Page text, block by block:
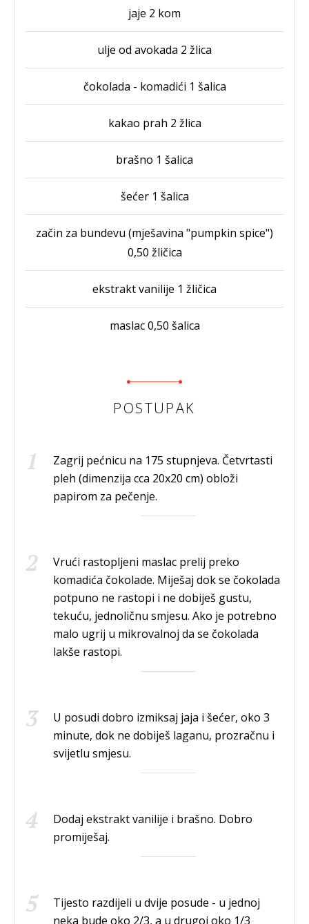
jaje 2 kom
ulje od avokada 2 žlica
čokolada - komadići 1 šalica
kakao prah 2 žlica
brašno 1 šalica
šećer 1 šalica
začin za bundevu (mješavina "pumpkin spice")
0,50 žličica
ekstrakt vanilije 1 žličica
maslac 0,50 šalica
POSTUPAK
Zagrij pećnicu na 175 stupnjeva. Četvrtasti
pleh (dimenzija cca 20x20 cm) obloži
papirom za pečenje.
Vrući rastopljeni maslac prelij preko
komadića čokolade. Miješaj dok se čokolada
potpuno ne rastopi i ne dobiješ gustu,
tekuću, jednoličnu smjesu. Ako je potrebno
malo ugrij u mikrovalnoj da se čokolada
lakše rastopi.
U posudi dobro izmiksaj jaja i šećer, oko 3
minute, dok ne dobiješ laganu, prozračnu i
svijetlu smjesu.
Dodaj ekstrakt vanilije i brašno. Dobro
promiješaj.
Tijesto razdijeli u dvije posude - u jednoj
neka bude oko 2/3, a u drugoj oko 1/3